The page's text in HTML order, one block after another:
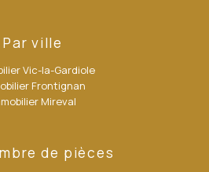
Par ville
Vic-la-Gardiole
Frontignan
Mireval
de pièces